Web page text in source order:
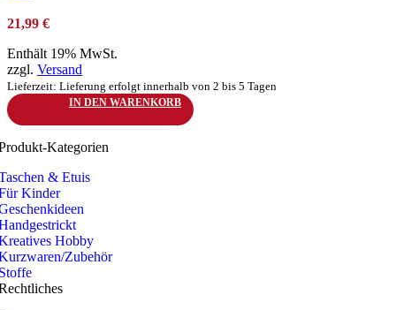
21,99 €
Enthält 19% MwSt.
zzgl. Versand
Lieferzeit: Lieferung erfolgt innerhalb von 2 bis 5 Tagen
IN DEN WARENKORB
Kategorien
& Etuis
Kinder
Hobby
Zubehör